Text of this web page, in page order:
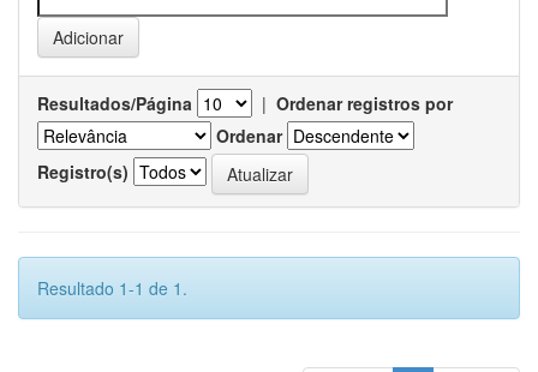
Resultados/Página | Ordenar registros por
Ordenar
Registro(s)
Resultado 1-1 de 1.